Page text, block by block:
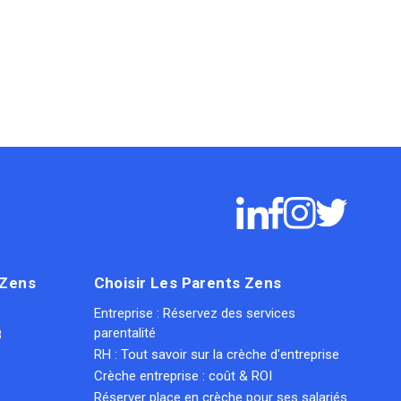
Choisir Les Parents Zens
Entreprise : Réservez des services
parentalité
RH : Tout savoir sur la crèche d'entreprise
Crèche entreprise : coût & ROI
Réserver place en crèche pour ses salariés